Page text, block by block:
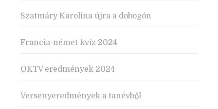
Szatmáry Karolina újra a dobogón
Francia-német kvíz 2024
OKTV eredmények 2024
Versenyeredmények a tanévből